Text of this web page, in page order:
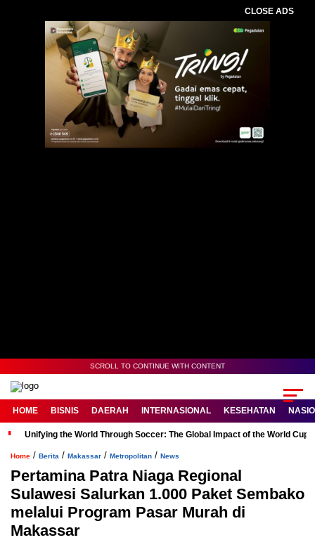
CLOSE ADS
SCROLL TO CONTINUE WITH CONTENT
HOME BISNIS DAERAH INTERNASIONAL KESEHATAN
Unifying the World Through Soccer: The Global Impact of the World Cup
Home / Berita / Makassar / Metropolitan / News
Pertamina Patra Niaga Regional
Sulawesi Salurkan 1.000 Paket Sembako
melalui Program Pasar Murah di
Makassar